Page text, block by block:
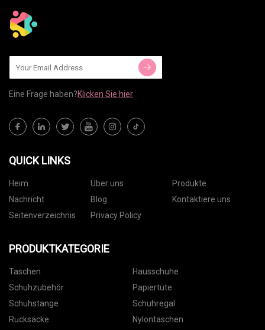
Eine Frage haben?Klicken Sie hier
QUICK LINKS
Heim Über uns
Produkte
Nachricht
Blog
Kontaktiere uns
Seitenverzeichnis
Privacy Policy
PRODUKTKATEGORIE
Taschen
Hausschuhe
Schuhzubehör
Papiertüte
Schuhstange
Schuhregal
Rucksäcke
Nylontaschen